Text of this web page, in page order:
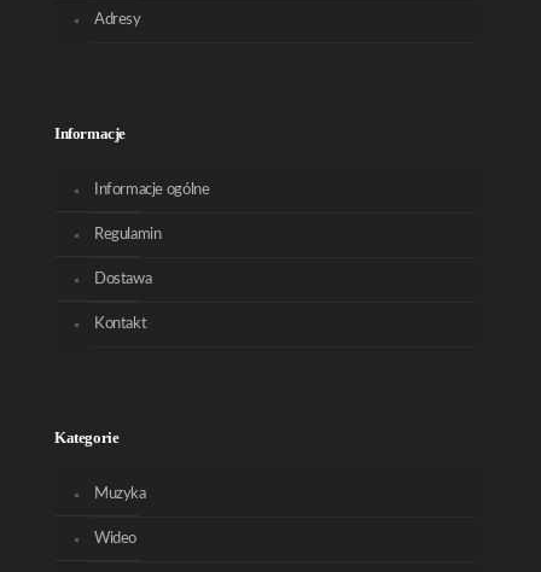
Adresy
Informacje
Informacje ogólne
Regulamin
Dostawa
Kontakt
Kategorie
Muzyka
Wideo